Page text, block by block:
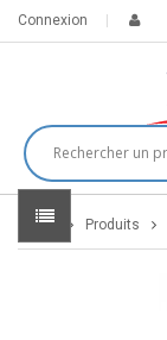
Connexion
Home Produits